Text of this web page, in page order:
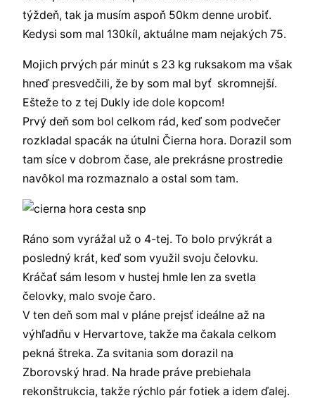
týždeň, tak ja musím aspoň 50km denne urobiť.
Kedysi som mal 130kíl, aktuálne mam nejakých 75.
Mojich prvých pár minút s 23 kg ruksakom ma však
hneď presvedčili, že by som mal byť skromnejší.
Ešteže to z tej Dukly ide dole kopcom!
Prvý deň som bol celkom rád, keď som podvečer
rozkladal spacák na útulni Čierna hora. Dorazil som
tam síce v dobrom čase, ale prekrásne prostredie
navôkol ma rozmaznalo a ostal som tam.
Ráno som vyrážal už o 4-tej. To bolo prvýkrát a
posledný krát, keď som využil svoju čelovku.
Kráčať sám lesom v hustej hmle len za svetla
čelovky, malo svoje čaro.
V ten deň som mal v pláne prejsť ideálne až na
výhľadňu v Hervartove, takže ma čakala celkom
pekná štreka. Za svitania som dorazil na
Zborovský hrad. Na hrade práve prebiehala
rekonštrukcia, takže rýchlo pár fotiek a idem ďalej.